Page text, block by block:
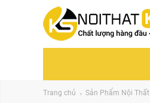
Trang chủ Sản Phẩm Nội Thất